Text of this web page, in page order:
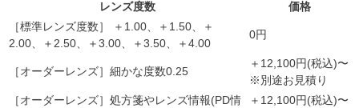
レンズ度数
価格
［標準レンズ度数］ ＋1.00、＋1.50、＋
2.00、＋2.50、＋3.00、＋3.50、＋4.00
0円
［オーダーレンズ］細かな度数0.25
＋12,100円(税込)〜
※別途お見積り
［オーダーレンズ］処方箋やレンズ情報(PD情
＋12,100円(税込)〜